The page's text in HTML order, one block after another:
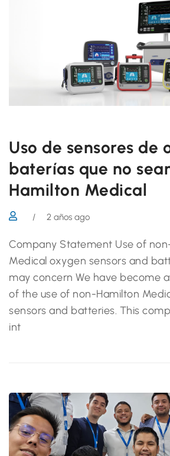
Uso de sensores de
baterías que no
Hamilton Medical
/ 2 años ago
Company Statement Use of
Medical oxygen sensors and
may concern We have become
of the use of non-Hamilton
sensors and batteries. This
int